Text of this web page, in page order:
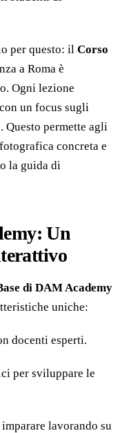
per questo: il Corso
a Roma è
Ogni lezione
un focus sugli
Questo permette agli
concreta e
la guida di
Un
di DAM Academy
uniche:
docenti esperti.
per sviluppare le
lavorando su